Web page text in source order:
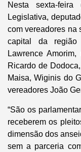
Nesta sexta-
Legislativa,
com vereadores na
capital da região
Lawrence
Ricardo de
Maisa, Wiginis do
vereadores João
“São os
receberem os
dimensão dos
sem a parceria